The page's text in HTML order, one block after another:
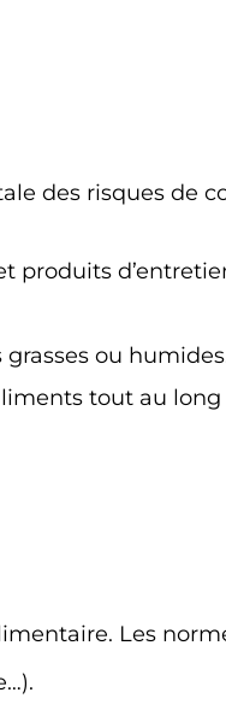
des risques de
produits
ou
tout au
Les